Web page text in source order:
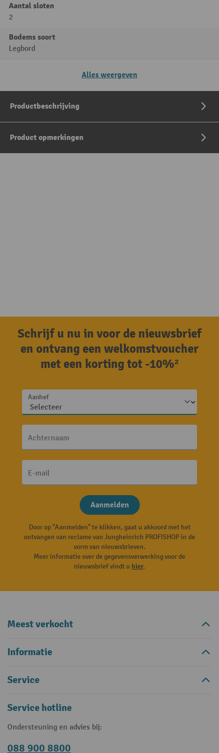
Aantal sloten
2
Bodems soort
Legbord
Alles weergeven
Productbeschrijving
Product opmerkingen
Schrijf u nu in voor de nieuwsbrief
en ontvang een welkomstvoucher
met een korting tot -10%²
Aanhef
Achternaam
E-mail
Aanmelden
Door op "Aanmelden" te klikken, gaat u akkoord met het
ontvangen van reclame van Jungheinrich PROFISHOP in de
vorm van nieuwsbrieven.
Meer informatie over de gegevensverwerking voor de
nieuwsbrief vindt u hier.
Meest verkocht
Informatie
Service
Service hotline
Ondersteuning en advies bij:
088 900 8800